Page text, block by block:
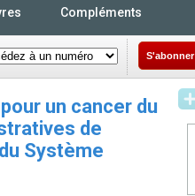
Compléments
S'abonner
un cancer du
de
Système